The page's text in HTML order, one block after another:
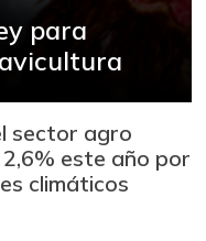
para
sector agro
este año por
climáticos